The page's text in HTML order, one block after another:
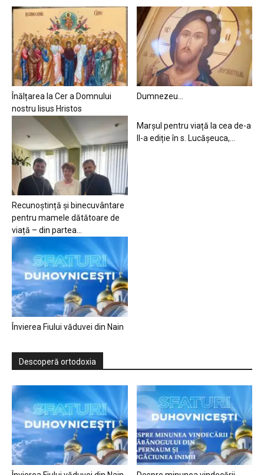
Înălțarea la Cer a Domnului
nostru Iisus Hristos
Dumnezeu…
Recunoștință și binecuvântare
pentru mamele dătătoare de
viață – din partea...
Marșul pentru viață la cea de-a
II-a ediție în s. Lucășeuca,...
Învierea Fiului văduvei din Nain
Descoperă ortodoxia